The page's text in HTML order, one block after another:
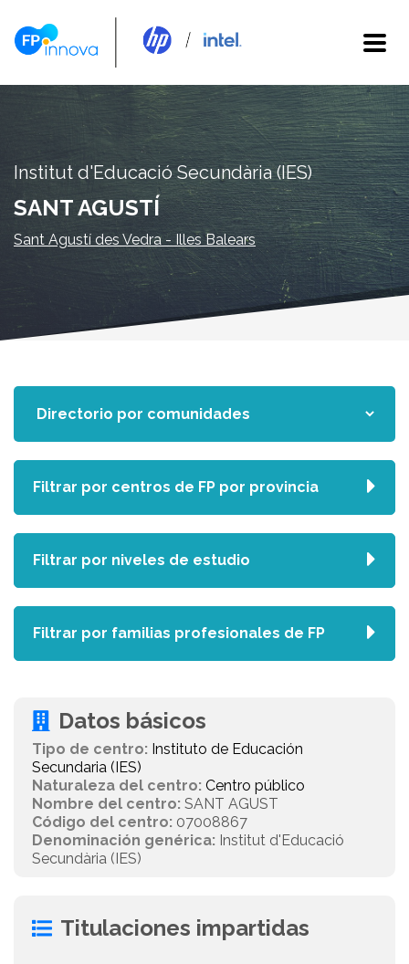
Institut d'Educació Secundària (IES)
SANT AGUSTÍ
Sant Agustí des Vedra - Illes Balears
Datos básicos
Tipo de centro: Instituto de Educación
Secundaria (IES)
Naturaleza del centro: Centro público
Nombre del centro: SANT AGUST
Código del centro: 07008867
Denominación genérica: Institut d'Educació
Secundària (IES)
Titulaciones impartidas
Filtrar por centros de FP por provincia
Filtrar por niveles de estudio
Filtrar por familias profesionales de FP